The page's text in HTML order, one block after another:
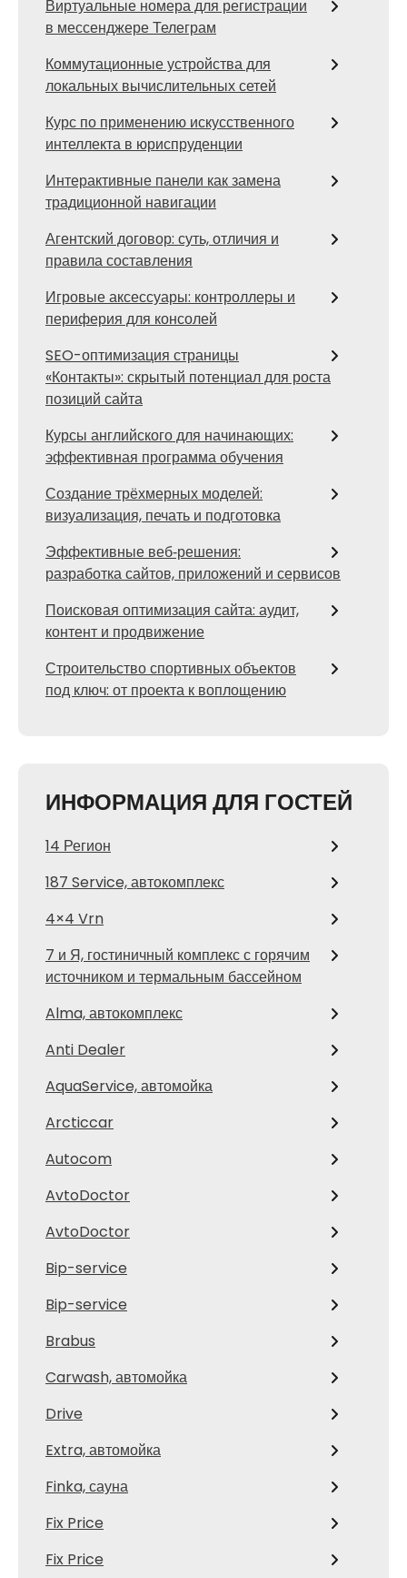
Виртуальные номера для регистрации
в мессенджере Телеграм
Коммутационные устройства для
локальных вычислительных сетей
Курс по применению искусственного
интеллекта в юриспруденции
Интерактивные панели как замена
традиционной навигации
Агентский договор: суть, отличия и
правила составления
Игровые аксессуары: контроллеры и
периферия для консолей
SEO-оптимизация страницы
«Контакты»: скрытый потенциал для роста
позиций сайта
Курсы английского для начинающих:
эффективная программа обучения
Создание трёхмерных моделей:
визуализация, печать и подготовка
Эффективные веб‑решения:
разработка сайтов, приложений и сервисов
Поисковая оптимизация сайта: аудит,
контент и продвижение
Строительство спортивных объектов
под ключ: от проекта к воплощению
ИНФОРМАЦИЯ ДЛЯ ГОСТЕЙ
14 Регион
187 Service, автокомплекс
4×4 Vrn
7 и Я, гостиничный комплекс с горячим
источником и термальным бассейном
Alma, автокомплекс
Anti Dealer
AquaService, автомойка
Arcticcar
Autocom
AvtoDoctor
AvtoDoctor
Bip-service
Bip-service
Brabus
Carwash, автомойка
Drive
Extra, автомойка
Finka, сауна
Fix Price
Fix Price